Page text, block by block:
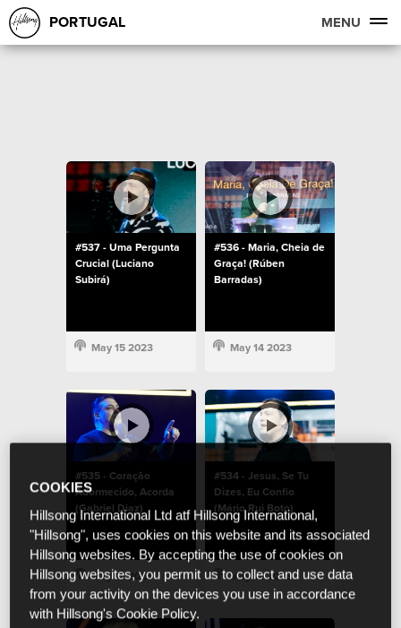
PORTUGAL MENU
#537 - Uma Pergunta
Crucial (Luciano
Subirá)
May 15 2023
#536 - Maria, Cheia de
Graça! (Rúben
Barradas)
May 14 2023
#535 - Coração
Adormecido, Acorda
(Gabriel Diaz)
May 14 2023
#534 - Jesus, Se Tu
Dizes, Eu Confio
(Mário Rui Boto)
May 14 2023
COOKIES
Hillsong International Ltd atf Hillsong International,
"Hillsong", uses cookies on this website and its associated
Hillsong websites. By accepting the use of cookies on
Hillsong websites, you permit us to collect and use data
from your activity on the devices you use in accordance
with Hillsong's Cookie Policy.